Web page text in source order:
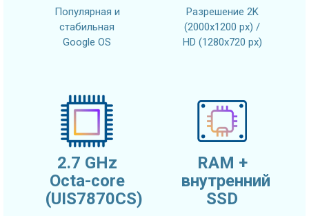
Популярная и
стабильная
Google OS
Разрешение 2K
(2000x1200 px) /
HD (1280x720 px)
2.7 GHz
Octa-core
(UIS7870CS)
RAM +
внутренний
SSD